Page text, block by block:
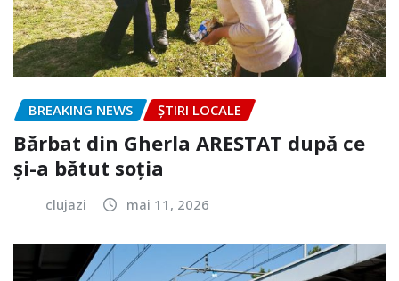
BREAKING NEWS ȘTIRI LOCALE
Bărbat din Gherla ARESTAT după ce
și-a bătut soția
clujazi mai 11, 2026